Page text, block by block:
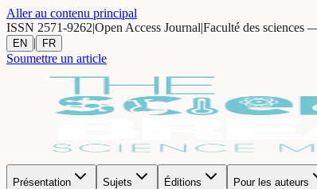
Aller au contenu principal
ISSN 2571-9262|Open Access Journal|Faculté des sciences
EN | FR
Soumettre un article
Présentation Sujets Éditions Pour les auteurs